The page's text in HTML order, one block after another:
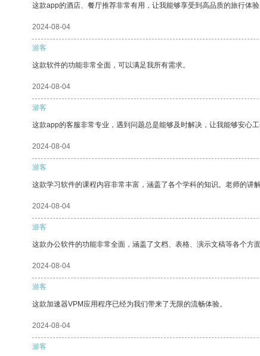
这款app的酒店、餐厅推荐非常有用，让我能够享受到高品质的旅行体验
2024-08-04
游客
这款软件的功能非常全面，可以满足我所有需求。
2024-08-04
游客
这款app的客服非常专业，遇到问题总是能够及时解决，让我能够安心工
2024-08-04
游客
这款学习软件的课程内容非常丰富，涵盖了各个学科的知识。老师的讲
2024-08-04
游客
这款办公软件的功能非常全面，涵盖了文档、表格、演示文稿等各个方
2024-08-04
游客
这款加速器VPM应用程序已经为我们带来了无限的流畅体验。
2024-08-04
游客